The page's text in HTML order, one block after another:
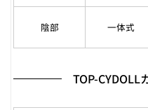
陰部 一体式
TOP-CYDOLL